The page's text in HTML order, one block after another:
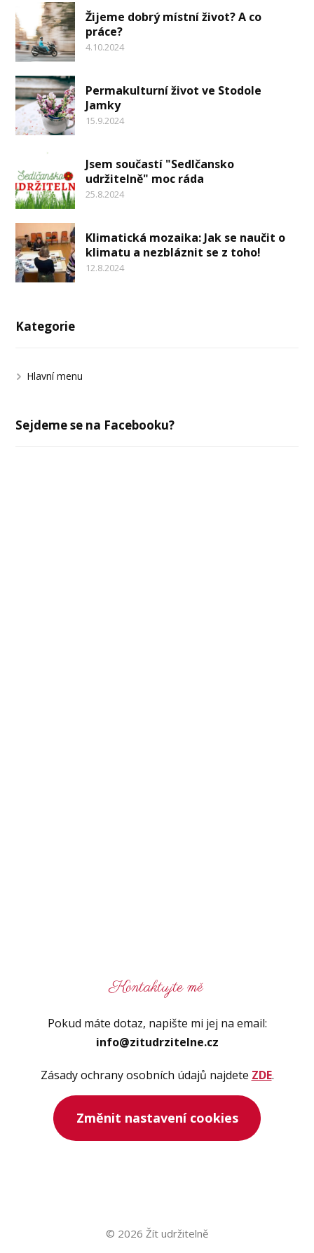
Žijeme dobrý místní život? A co
práce?
4.10.2024
Permakulturní život ve Stodole
Jamky
15.9.2024
Jsem součastí "Sedlčansko
udržitelně" moc ráda
25.8.2024
Klimatická mozaika: Jak se naučit o
klimatu a nezbláznit se z toho!
12.8.2024
Kategorie
Hlavní menu
Sejdeme se na Facebooku?
Kontaktujte mě
Pokud máte dotaz, napište mi jej na email:
info@zitudrzitelne.cz
Zásady ochrany osobních údajů najdete ZDE.
Změnit nastavení cookies
© 2026 Žít udržitelně